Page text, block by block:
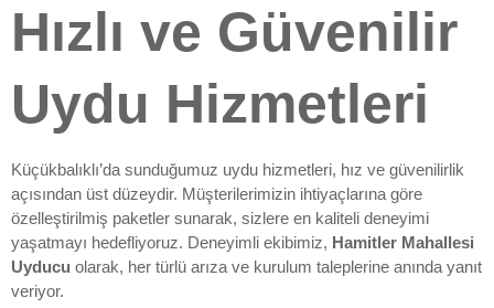
Hızlı ve Güvenilir
Uydu Hizmetleri
Küçükbalıklı’da sunduğumuz uydu hizmetleri, hız ve güvenilirlik
açısından üst düzeydir. Müşterilerimizin ihtiyaçlarına göre
özelleştirilmiş paketler sunarak, sizlere en kaliteli deneyimi
yaşatmayı hedefliyoruz. Deneyimli ekibimiz, Hamitler Mahallesi
Uyducu olarak, her türlü arıza ve kurulum taleplerine anında yanıt
veriyor.